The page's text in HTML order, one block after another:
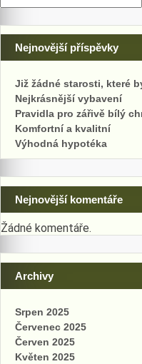
Nejnovější příspěvky
Již žádné starosti, které
Nejkrásnější vybavení
Pravidla pro zářivě bílý
Komfortní a kvalitní
Výhodná hypotéka
Nejnovější komentáře
Žádné komentáře.
Archivy
Srpen 2025
Červenec 2025
Červen 2025
Květen 2025